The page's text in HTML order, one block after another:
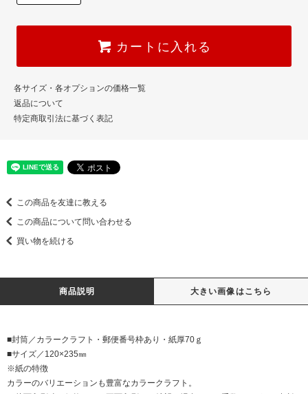
カートに入れる
各サイズ・各オプションの価格一覧
返品について
特定商取引法に基づく表記
この商品を友達に教える
この商品について問い合わせる
買い物を続ける
商品説明 大きい画像はこちら
■封筒／カラークラフト・郵便番号枠あり・紙厚70ｇ
■サイズ／120×235㎜
※紙の特徴
カラーのバリエーションも豊富なカラークラフト。